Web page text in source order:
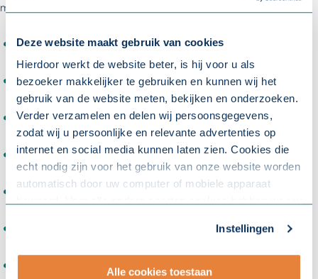
Deze website maakt gebruik van cookies
Hierdoor werkt de website beter, is hij voor u als
bezoeker makkelijker te gebruiken en kunnen wij het
gebruik van de website meten, bekijken en onderzoeken.
Verder verzamelen en delen wij persoonsgegevens,
zodat wij u persoonlijke en relevante advertenties op
internet en social media kunnen laten zien. Cookies die
echt nodig zijn voor het gebruik van onze website worden
automatisch door uw computer of mobiele apparaat
aanpassen. Met uw toestemming delen wij uw gegevens
Instellingen
Alle cookies toestaan
medewerkers spelen hierin een belangrijke rol.
Medewerkers moeten aansturen op het ontvangen van de
juiste informatie van hun werkgever;
Medewerkers moeten veilig werken en zich houden aan de
veiligheidsregels;
Medewerkers moeten alle arbeidsmiddelen op de juiste
manier gebruiken en goed omgaan met gevaarlijke stoffen;
Als het nodig is om persoonlijke beschermingsmiddelen te
gebruiken, zijn medewerkers dit verplicht;
Medewerkers moeten gereedschappen, werktuigen en
machines gebruiken volgens de (veiligheids-)voorschriften;
Onveilige situaties moeten direct worden gemeld aan de
Medewerkers zijn verplicht om mee te werken aan een